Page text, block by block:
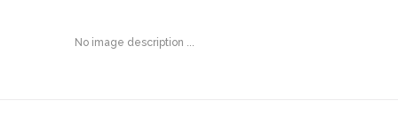
No image description ...